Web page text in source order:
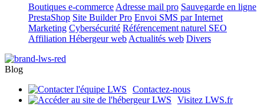
Boutiques e-commerce Adresse mail pro Sauvegarde en ligne
PrestaShop Site Builder Pro Envoi SMS par Internet
Marketing Cybersécurité Référencement naturel SEO
Affiliation Hébergeur web Actualités web Divers
Blog
Contactez-nous
Visitez LWS.fr